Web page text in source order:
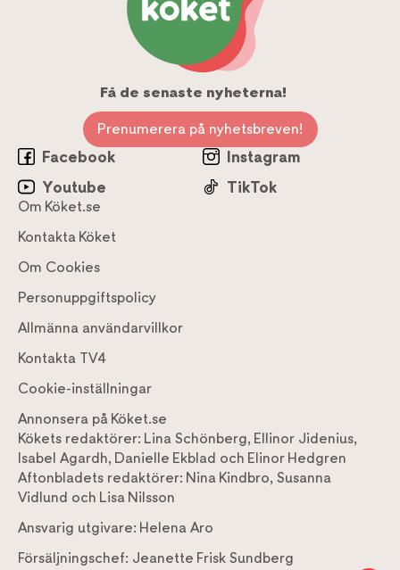
Få de senaste nyheterna!
Prenumerera på nyhetsbreven!
Facebook
Instagram
Youtube
TikTok
Om Köket.se
Kontakta Köket
Om Cookies
Personuppgiftspolicy
Allmänna användarvillkor
Kontakta TV4
Cookie-inställningar
Annonsera på Köket.se
Kökets redaktörer: Lina Schönberg, Ellinor Jidenius,
Isabel Agardh, Danielle Ekblad och Elinor Hedgren
Aftonbladets redaktörer: Nina Kindbro, Susanna
Vidlund och Lisa Nilsson
Ansvarig utgivare: Helena Aro
Försäljningschef: Jeanette Frisk Sundberg